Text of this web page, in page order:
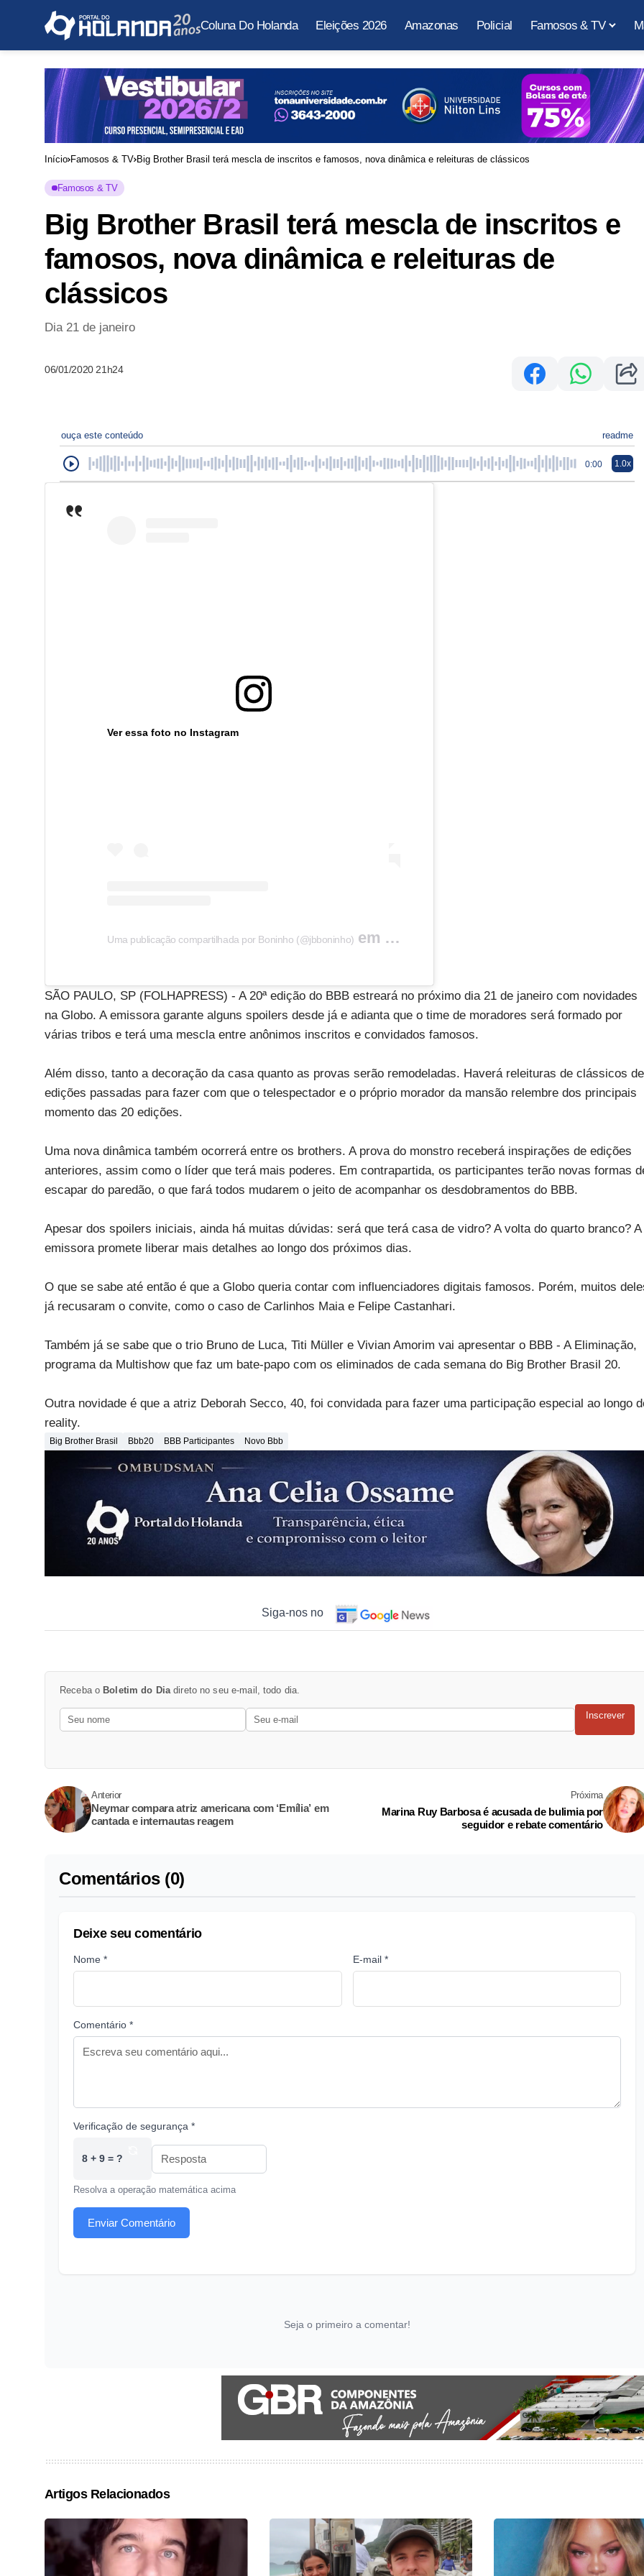
Coluna Do Holanda Eleições 2026 Amazonas Policial Famosos & TV
Início Famosos & TV Big Brother Brasil terá mescla de inscritos e famosos, nova dinâmica e releituras de clássicos
Famosos & TV
Big Brother Brasil terá mescla de inscritos e
famosos, nova dinâmica e releituras de
clássicos
Dia 21 de janeiro
06/01/2020 21h24
ouça este conteúdo readme
0:00 1.0x
Ver essa foto no Instagram
Uma publicação compartilhada por Boninho (@jbboninho) em 6 de Jan, 2020 às 1:20 PST
SÃO PAULO, SP (FOLHAPRESS) - A 20ª edição do BBB estreará no próximo dia 21 de janeiro com novidades
na Globo. A emissora garante alguns spoilers desde já e adianta que o time de moradores será formado por
várias tribos e terá uma mescla entre anônimos inscritos e convidados famosos.
Além disso, tanto a decoração da casa quanto as provas serão remodeladas. Haverá releituras de clássicos de
edições passadas para fazer com que o telespectador e o próprio morador da mansão relembre dos principais
momento das 20 edições.
Uma nova dinâmica também ocorrerá entre os brothers. A prova do monstro receberá inspirações de edições
anteriores, assim como o líder que terá mais poderes. Em contrapartida, os participantes terão novas formas
escapar do paredão, o que fará todos mudarem o jeito de acompanhar os desdobramentos do BBB.
Apesar dos spoilers iniciais, ainda há muitas dúvidas: será que terá casa de vidro? A volta do quarto branco? A
emissora promete liberar mais detalhes ao longo dos próximos dias.
O que se sabe até então é que a Globo queria contar com influenciadores digitais famosos. Porém, muitos
já recusaram o convite, como o caso de Carlinhos Maia e Felipe Castanhari.
Também já se sabe que o trio Bruno de Luca, Titi Müller e Vivian Amorim vai apresentar o BBB - A Eliminação,
programa da Multishow que faz um bate-papo com os eliminados de cada semana do Big Brother Brasil 20.
Outra novidade é que a atriz Deborah Secco, 40, foi convidada para fazer uma participação especial ao longo
reality.
Big Brother Brasil Bbb20 BBB Participantes Novo Bbb
Siga-nos no
Receba o Boletim do Diadireto no seu e-mail, todo dia.
Inscrever
Anterior
Neymar compara atriz americana com ‘Emília’ em
cantada e internautas reagem
Próxima
Marina Ruy Barbosa é acusada de bulimia por
seguidor e rebate comentário
Comentários (0)
Deixe seu comentário
Nome * E-mail *
Comentário *
Verificação de segurança *
8 + 9 = ?
Resolva a operação matemática acima
Enviar Comentário
Seja o primeiro a comentar!
Artigos Relacionados